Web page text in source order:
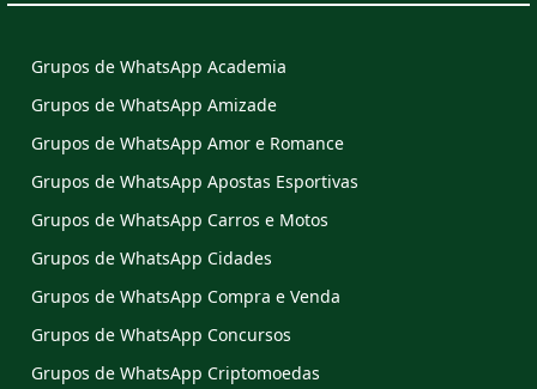
Grupos de WhatsApp Academia
Grupos de WhatsApp Amizade
Grupos de WhatsApp Amor e Romance
Grupos de WhatsApp Apostas Esportivas
Grupos de WhatsApp Carros e Motos
Grupos de WhatsApp Cidades
Grupos de WhatsApp Compra e Venda
Grupos de WhatsApp Concursos
Grupos de WhatsApp Criptomoedas